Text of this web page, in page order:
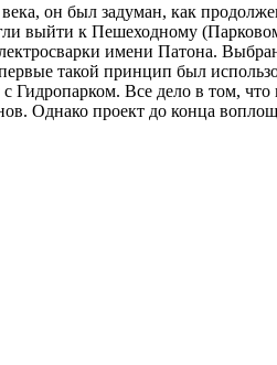
он был задуман, как
выйти к Пешеходному
имени Патона.
такой принцип был
Все дело в том,
Однако проект до конца